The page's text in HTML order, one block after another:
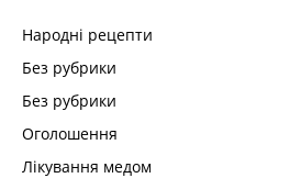
Народні рецепти
Без рубрики
Без рубрики
Оголошення
Лікування медом